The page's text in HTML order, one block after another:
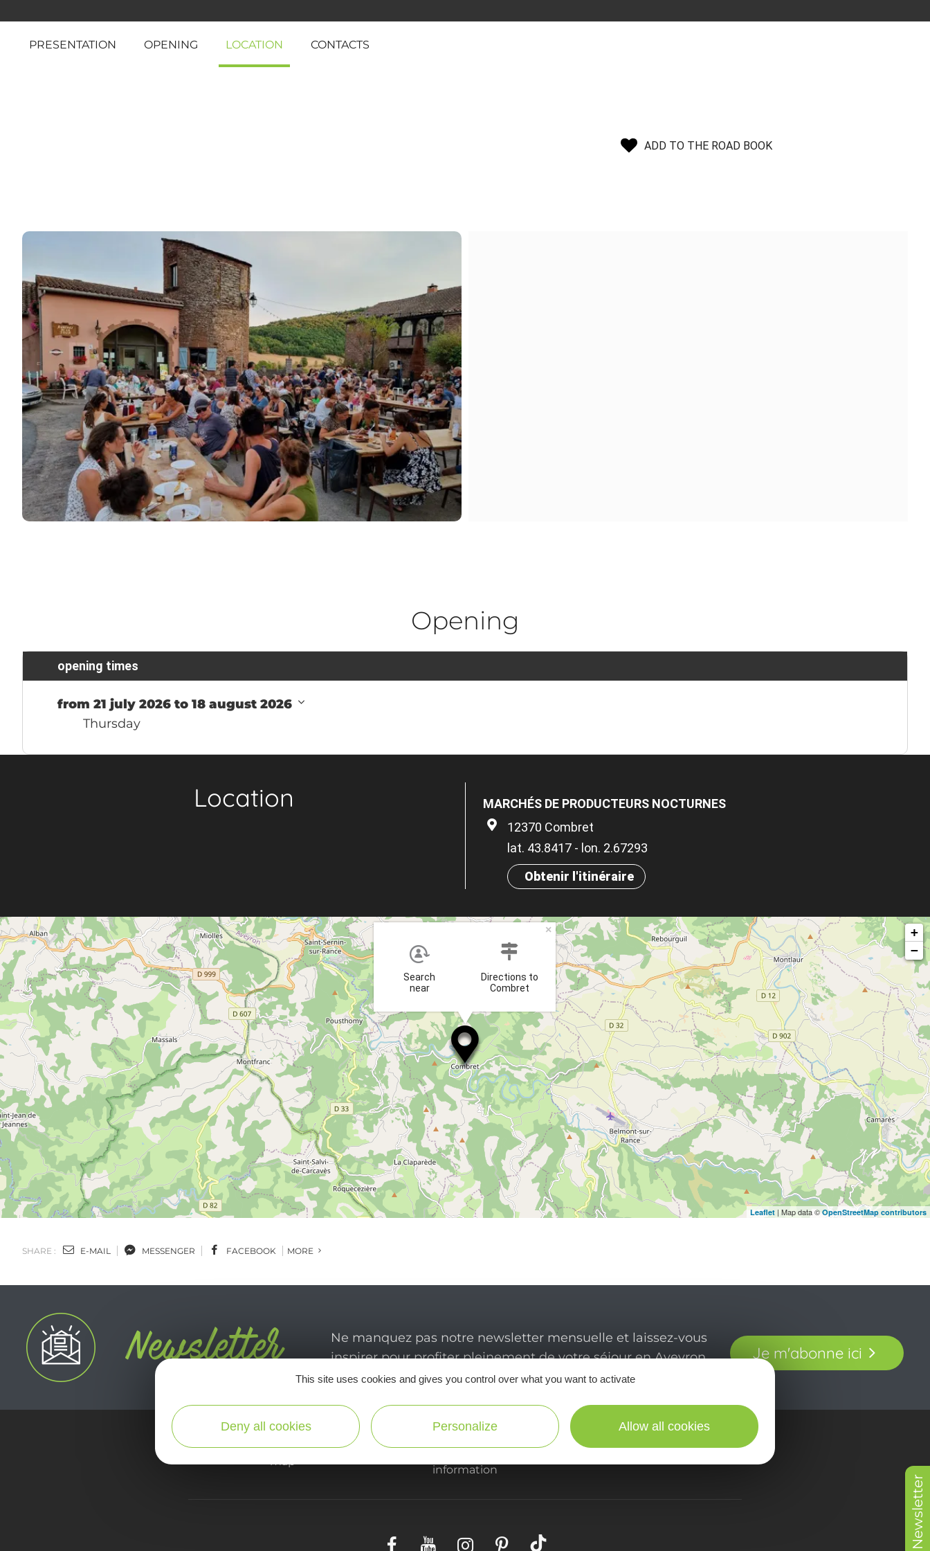
Newsletter
PRESENTATION OPENING LOCATION CONTACTS
ADD TO THE ROAD BOOK
Opening
opening times
from 21 july 2026 to 18 august 2026
Thursday
Location
MARCHÉS DE PRODUCTEURS NOCTURNES
12370 Combret
lat. 43.8417 - lon. 2.67293
Obtenir l'itinéraire
Search
near
Directions to
Combret
×
+
−
Leaflet | Map data © OpenStreetMap contributors
SHARE : E-MAIL MESSENGER FACEBOOK MORE
Ne manquez pas notre newsletter mensuelle et laissez-vous
inspirer pour profiter pleinement de votre séjour en Aveyron.
Je m'abonne ici
information
This site uses cookies and gives you control over what you want to activate
Deny all cookies Personalize Allow all cookies